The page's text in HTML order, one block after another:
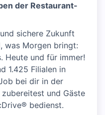
der Restaurant-
sichere Zukunft
was Morgen bringt:
Heute und für immer!
1.425 Filialen in
bei dir in der
und Gäste
bedienst.